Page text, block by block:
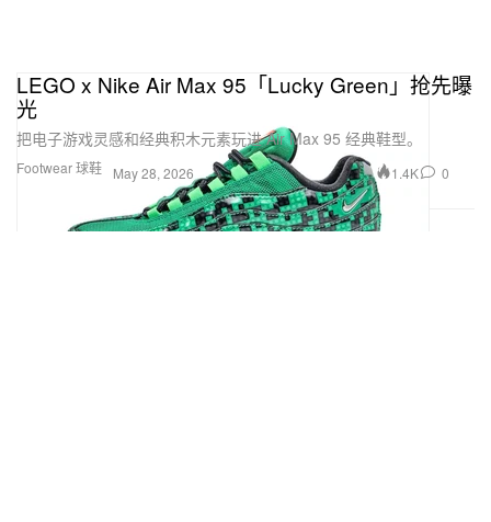
Footwear 球鞋
LEGO x Nike Air Max 95「Lucky Green」抢先曝
光
把电子游戏灵感和经典积木元素玩进 Air Max 95 经典鞋型。
May 28, 2026 1.4K 0